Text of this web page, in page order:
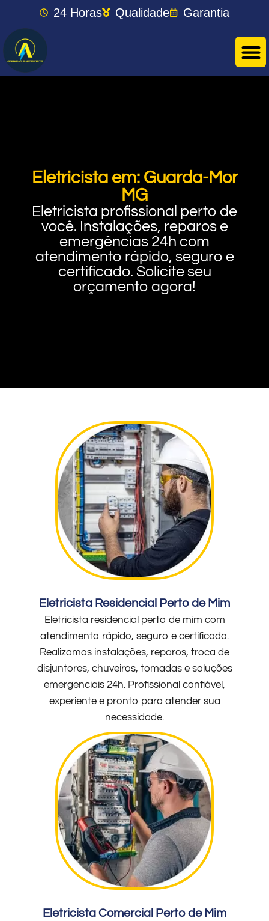
24 Horas Qualidade Garantia
Eletricista em: Guarda-Mor
MG
Eletricista profissional perto de
você. Instalações, reparos e
emergências 24h com
atendimento rápido, seguro e
certificado. Solicite seu
orçamento agora!
Eletricista Residencial Perto de Mim
Eletricista residencial perto de mim com
atendimento rápido, seguro e certificado.
Realizamos instalações, reparos, troca de
disjuntores, chuveiros, tomadas e soluções
emergenciais 24h. Profissional confiável,
experiente e pronto para atender sua
necessidade.
Eletricista Comercial Perto de Mim